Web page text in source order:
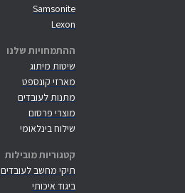
Samsonite
Lexon
ההתמחויות שלנו
שיטות מיתוג
מארזי קונספט
מתנות לעובדים
מוצרי פרסום
שילוח בינלאומי
קטגוריות מובילות
תיקי מחשב לעובדים
ביגוד איכותי